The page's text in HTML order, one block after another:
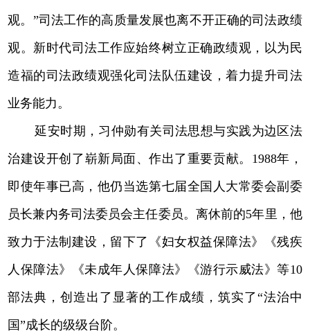
观。”司法工作的高质量发展也离不开正确的司法政绩
观。新时代司法工作应始终树立正确政绩观，以为民
造福的司法政绩观强化司法队伍建设，着力提升司法
业务能力。
延安时期，习仲勋有关司法思想与实践为边区法
治建设开创了崭新局面、作出了重要贡献。1988年，
即使年事已高，他仍当选第七届全国人大常委会副委
员长兼内务司法委员会主任委员。离休前的5年里，他
致力于法制建设，留下了《妇女权益保障法》《残疾
人保障法》《未成年人保障法》《游行示威法》等10
部法典，创造出了显著的工作成绩，筑实了“法治中
国”成长的级级台阶。